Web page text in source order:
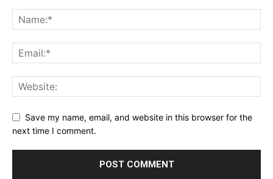
Save my name, email, and website in this browser for the
next time I comment.